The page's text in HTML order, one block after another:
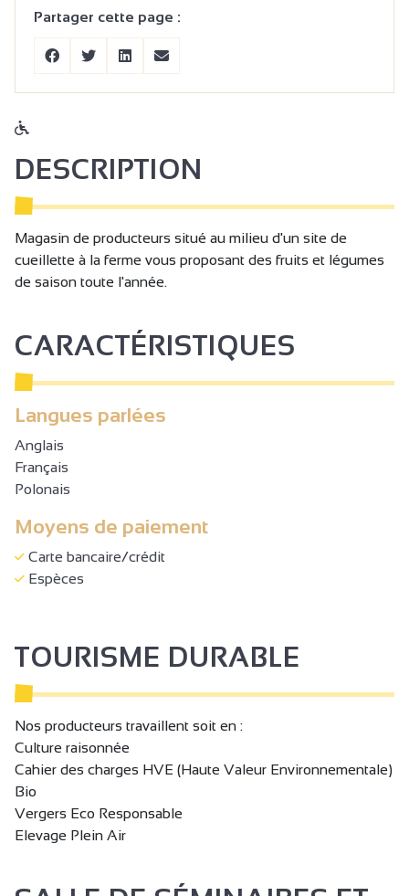
Partager cette page :
DESCRIPTION
Magasin de producteurs situé au milieu d'un site de
cueillette à la ferme vous proposant des fruits et légumes
de saison toute l'année.
CARACTÉRISTIQUES
Langues parlées
Anglais
Français
Polonais
Moyens de paiement
Carte bancaire/crédit
Espèces
TOURISME DURABLE
Nos producteurs travaillent soit en :
Culture raisonnée
Cahier des charges HVE (Haute Valeur Environnementale)
Bio
Vergers Eco Responsable
Elevage Plein Air